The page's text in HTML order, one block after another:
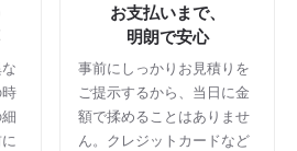
お支払いまで、
明朗で安心
事前にしっかりお見積りを
ご提示するから、当日に金
額で揉めることはありませ
ん。クレジットカードなど